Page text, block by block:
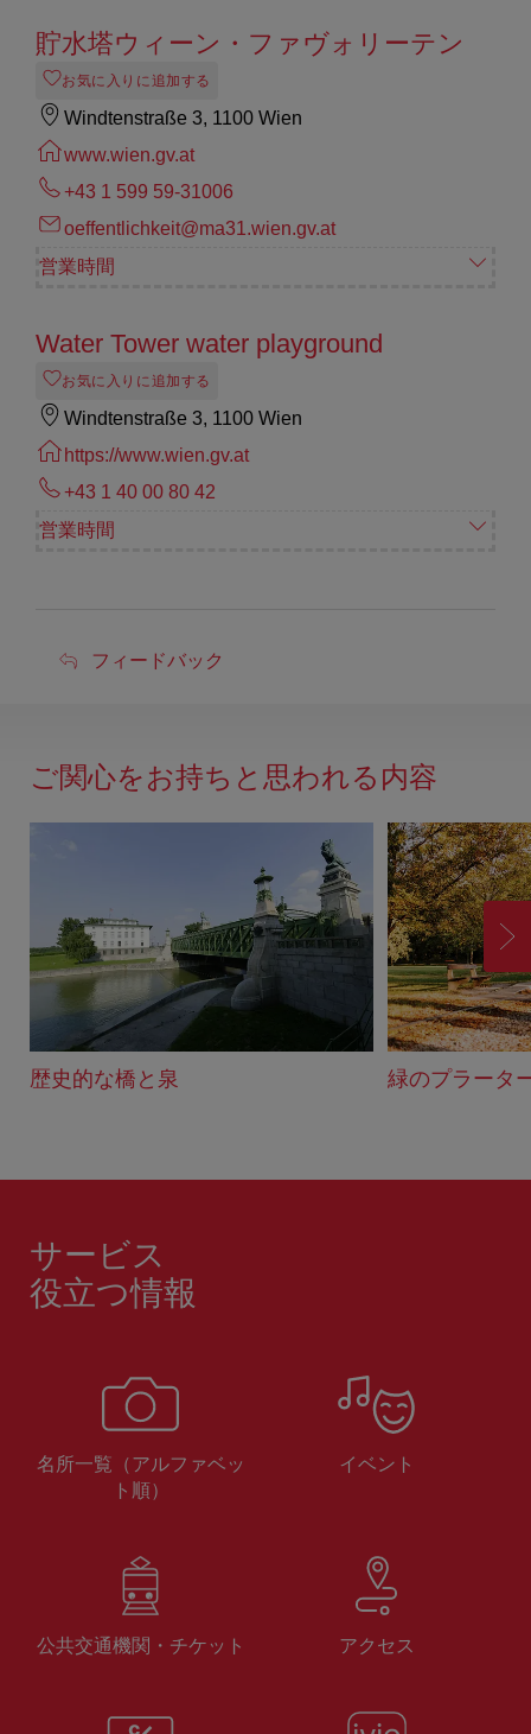
貯水塔ウィーン・ファヴォリーテン
お気に入りに追加する
Windtenstraße 3, 1100 Wien
www.wien.gv.at
+43 1 599 59-31006
oeffentlichkeit@ma31.wien.gv.at
営業時間
Water Tower water playground
お気に入りに追加する
Windtenstraße 3, 1100 Wien
https://www.wien.gv.at
+43 1 40 00 80 42
営業時間
フ
ド
フィードバック
ご関心をお持ちと思われる内容
歴史的な橋と泉 緑のプラータ
進
む
サービス
役立つ情報
名所一覧（アルファベッ
ト順）
イベント
公共交通機関・チケット アクセス